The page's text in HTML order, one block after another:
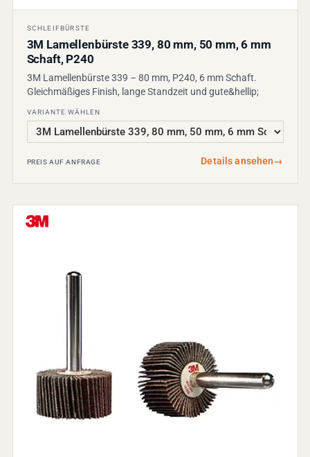
SCHLEIFBÜRSTE
3M Lamellenbürste 339, 80 mm, 50 mm, 6 mm
Schaft, P240
3M Lamellenbürste 339 – 80 mm, P240, 6 mm Schaft.
Gleichmäßiges Finish, lange Standzeit und gute&hellip;
VARIANTE WÄHLEN
PREIS AUF ANFRAGE Details ansehen→